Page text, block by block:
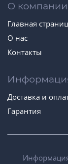
О компании
Главная
О нас
Контакты
Доставка и
Гарантия